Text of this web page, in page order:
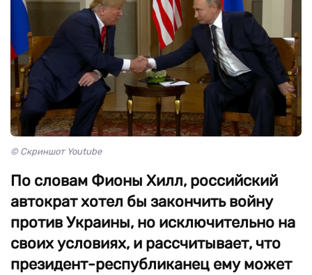
© Скриншот Youtube
По словам Фионы Хилл, российский
автократ хотел бы закончить войну
против Украины, но исключительно на
своих условиях, и рассчитывает, что
президент-республиканец ему может